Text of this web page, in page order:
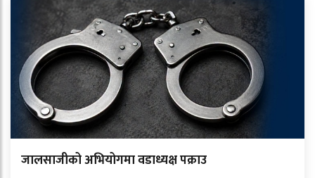
जालसाजीको अभियोगमा वडाध्यक्ष पक्राउ